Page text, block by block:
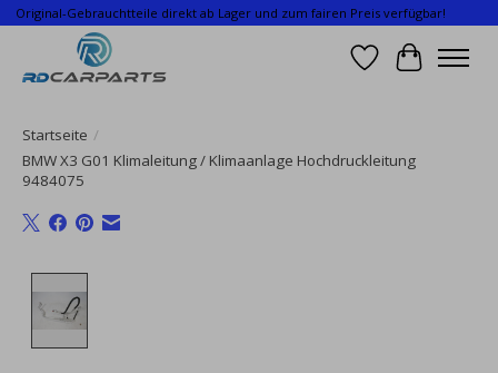
Original-Gebrauchtteile direkt ab Lager und zum fairen Preis verfügbar!
Wunschzettel
Ihr
Startseite /
BMW X3 G01 Klimaleitung / Klimaanlage Hochdruckleitung
9484075